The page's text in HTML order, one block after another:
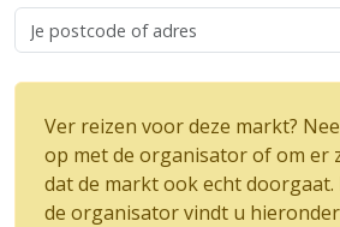
Ver reizen voor deze markt?
op met de organisator of om er
dat de markt ook echt doorgaat.
de organisator vindt u